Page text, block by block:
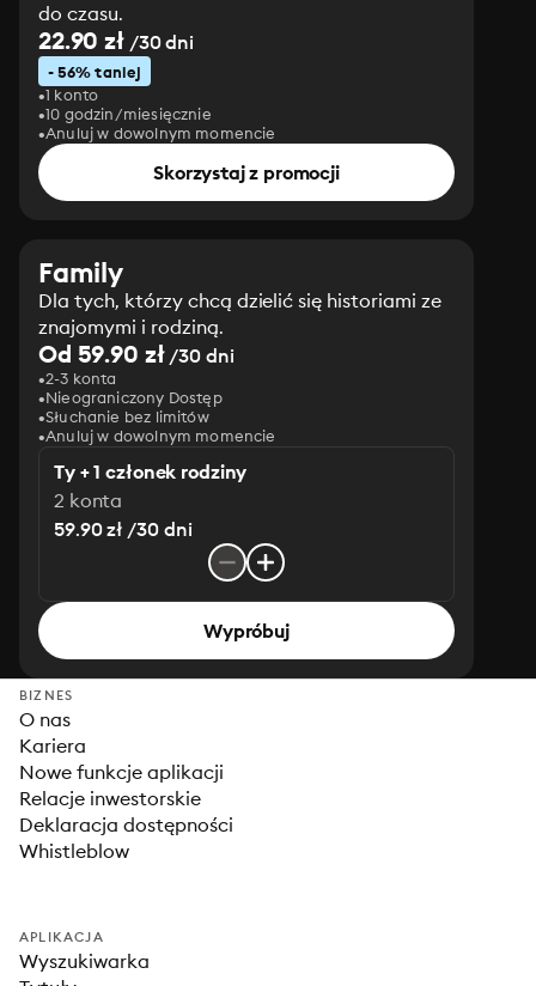
do czasu.
22.90 zł/30 dni
- 56% taniej
1 konto
10 godzin/miesięcznie
Anuluj w dowolnym momencie
Skorzystaj z promocji
Family
Dla tych, którzy chcą dzielić się historiami ze
znajomymi i rodziną.
Od 59.90 zł/30 dni
2-3 konta
Nieograniczony Dostęp
Słuchanie bez limitów
Anuluj w dowolnym momencie
Ty + 1 członek rodziny
2 konta
59.90 zł /30 dni
Wypróbuj
BIZNES
O nas
Kariera
Nowe funkcje aplikacji
Relacje inwestorskie
Deklaracja dostępności
Whistleblow
APLIKACJA
Wyszukiwarka